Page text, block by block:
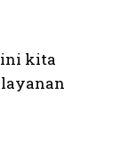
ini kita